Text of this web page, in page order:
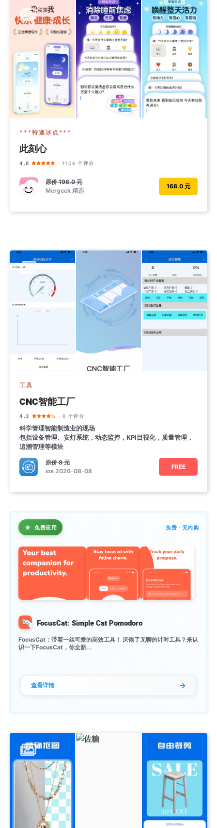
***特邀冰点***
此刻心
4.8 · 1106 个评分
原价198.0 元
Mergeek 精选
168.0 元
工具
CNC智能工厂
4.3 · 6 个评分
科学管理智能制造业的现场
包括设备管理、安灯系统，动态监控，KPI目视化，质量管理，
追溯管理等模块
原价8 元
ios 2026-08-08
FREE
★ 免费应用 免费 · 无内购
FocusCat: Simple Cat Pomodoro
FocusCat：带着一丝可爱的高效工具！ 厌倦了无聊的计时工具？来认
识一下FocusCat，你全新...
查看详情 →